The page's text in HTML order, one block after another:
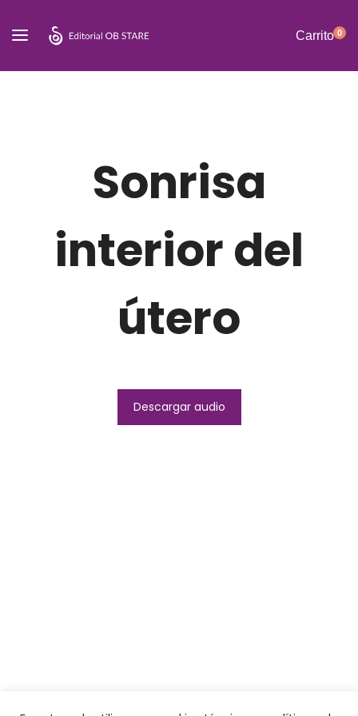
Carrito0
Sonrisa
interior del
útero
Descargar audio